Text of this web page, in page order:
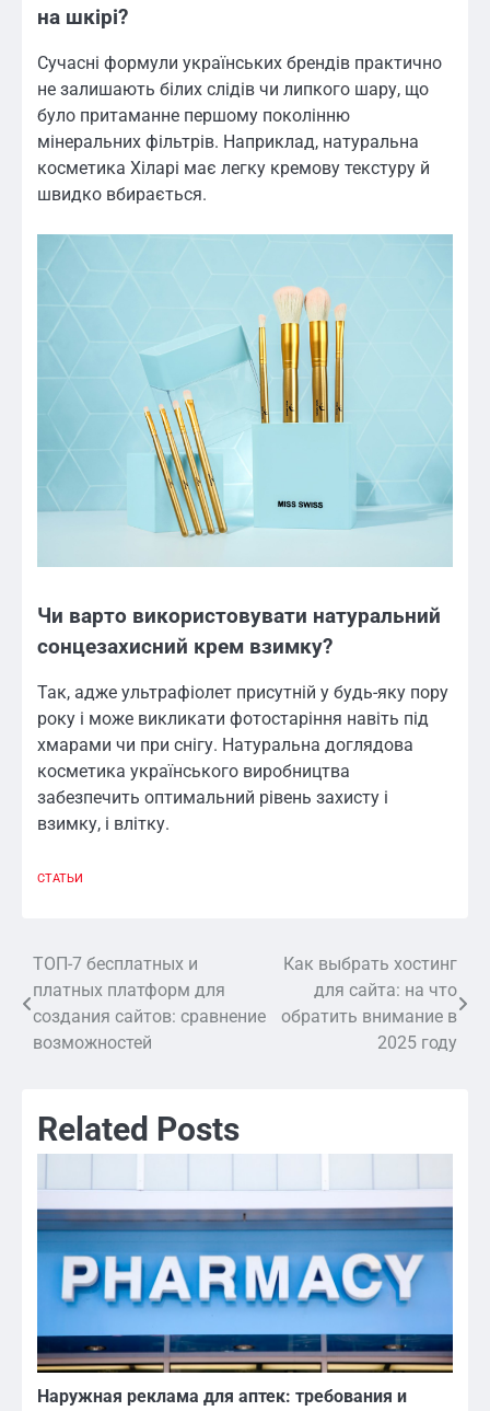
на шкірі?
Сучасні формули українських брендів практично
не залишають білих слідів чи липкого шару, що
було притаманне першому поколінню
мінеральних фільтрів. Наприклад, натуральна
косметика Хіларі має легку кремову текстуру й
швидко вбирається.
Чи варто використовувати натуральний
сонцезахисний крем взимку?
Так, адже ультрафіолет присутній у будь-яку пору
року і може викликати фотостаріння навіть під
хмарами чи при снігу. Натуральна доглядова
косметика українського виробництва
забезпечить оптимальний рівень захисту і
взимку, і влітку.
СТАТЬИ
Навигация
по
записям
ТОП-7 бесплатных и
платных платформ для
создания сайтов: сравнение
возможностей
Как выбрать хостинг
для сайта: на что
обратить внимание в
2025 году
Related Posts
Наружная реклама для аптек: требования и